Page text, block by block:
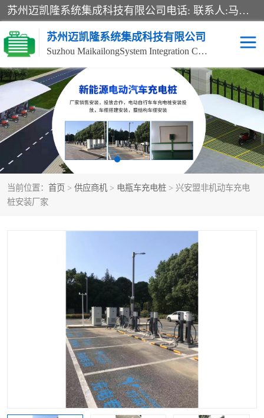
苏州迈凯隆系统集成科技有限公司电话: 联系人:马杰森 销售安装视频监控、报警系统、电话交换机、门禁考勤、巡更系统、呼叫对讲系统、停车场道闸、智能家居、广播系统、综合布线、办公设备、电子商务软件、网络工程、酒店门锁系列 系统集成、VOD视频点播、LED显示屏、节能产品、USP电源、收银机等弱电及智能化项目。
苏州迈凯隆系统集成科技有限公司
Suzhou MaikailongSystem Integration Co., Ltd.
当前位置： 首页 > 供应商机 > 电瓶车充电桩 > 兴安盟非机动车充电
桩安装厂家
非机动车充电桩 电瓶车充电桩
电动自行车充电桩 两轮电动车充电桩
充电桩